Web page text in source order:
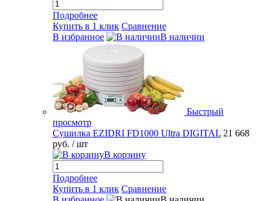
Подробнее
Купить в 1 клик Сравнение
В избранное
В наличии
Быстрый
просмотр
Сушилка EZIDRI FD1000 Ultra DIGITAL 21 668
руб. / шт
В корзину
Подробнее
Купить в 1 клик Сравнение